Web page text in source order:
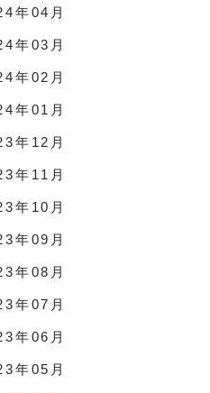
年04月
年03月
年02月
年01月
年12月
年11月
年10月
年09月
年08月
年07月
年06月
年05月